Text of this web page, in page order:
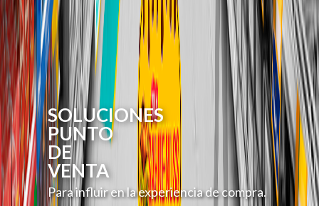
SOLUCIONES
PUNTO
DE
VENTA
Para influir en la experiencia de compra.